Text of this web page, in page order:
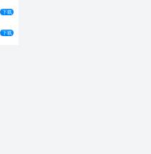
下载
下载